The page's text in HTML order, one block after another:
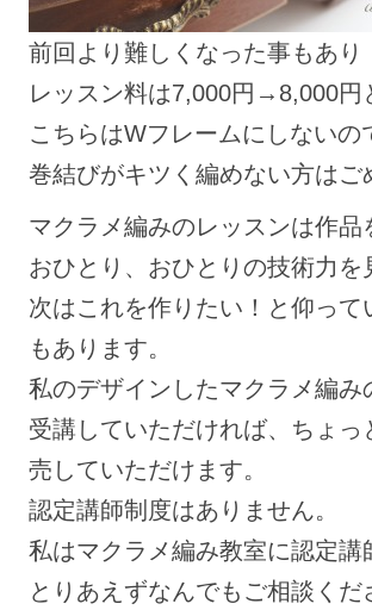
前回より難しくなった事もあり
レッスン料は7,000円→8,000円
こちらはWフレームにしない
巻結びがキツく編めない方は
マクラメ編みのレッスンは作
おひとり、おひとりの技術力
次はこれを作りたい！と仰っ
もあります。
私のデザインしたマクラメ編み
受講していただければ、ちょ
売していただけます。
認定講師制度はありません。
私はマクラメ編み教室に認定
とりあえずなんでもご相談くだ